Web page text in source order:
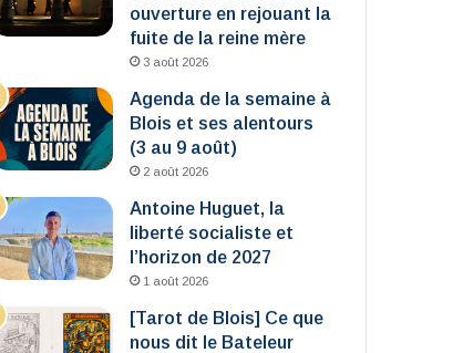
ouverture en rejouant la
fuite de la reine mère
3 août 2026
Agenda de la semaine à
Blois et ses alentours
(3 au 9 août)
2 août 2026
Antoine Huguet, la
liberté socialiste et
l’horizon de 2027
1 août 2026
[Tarot de Blois] Ce que
nous dit le Bateleur